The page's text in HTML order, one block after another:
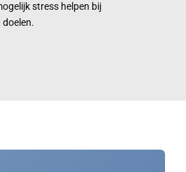
stress helpen bij
doelen.